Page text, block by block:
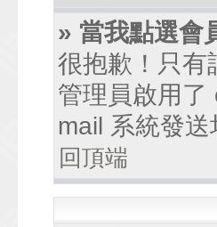
» 當我點選會
很抱歉！只有
管理員啟用了
mail 系統發送
回頂端